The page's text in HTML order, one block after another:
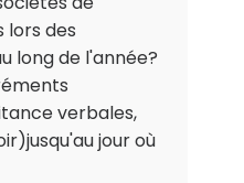
lors des
long de l'année?
verbales,
jour où